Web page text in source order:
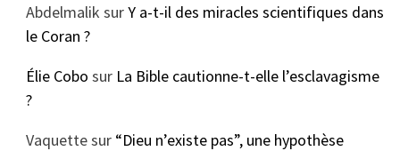
Abdelmalik surY a-t-il des miracles scientifiques dans
le Coran ?
Élie Cobo sur La Bible cautionne-t-elle l’esclavagisme
?
Vaquettesur “Dieu n’existe pas”, une hypothèse